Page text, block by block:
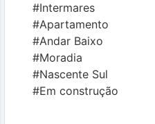
#Intermares
#Apartamento
#Andar Baixo
#Moradia
#Nascente Sul
#Em construção